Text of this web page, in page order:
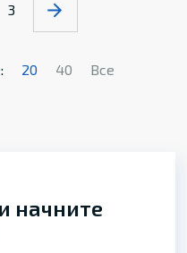
3
20 40 Все
начните